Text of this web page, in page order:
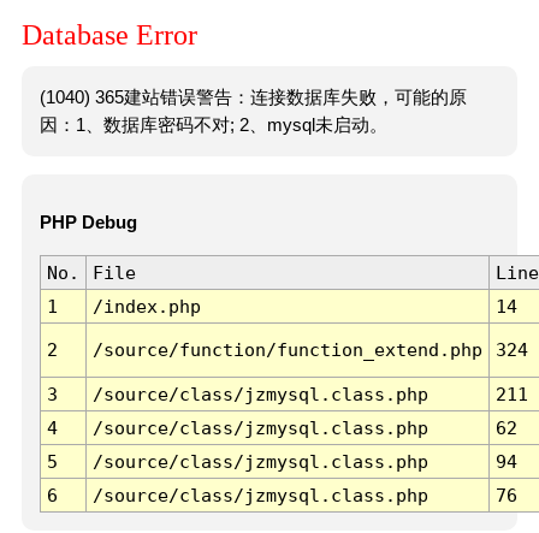
Database Error
(1040) 365建站错误警告：连接数据库失败，可能的原
因：1、数据库密码不对; 2、mysql未启动。
PHP Debug
No. File
Line
1
/index.php 14
2 /source/function/function_extend.php 324
3 /source/class/jzmysql.class.php
211
4
/source/class/jzmysql.class.php
62
5
/source/class/jzmysql.class.php
94
6
/source/class/jzmysql.class.php 76